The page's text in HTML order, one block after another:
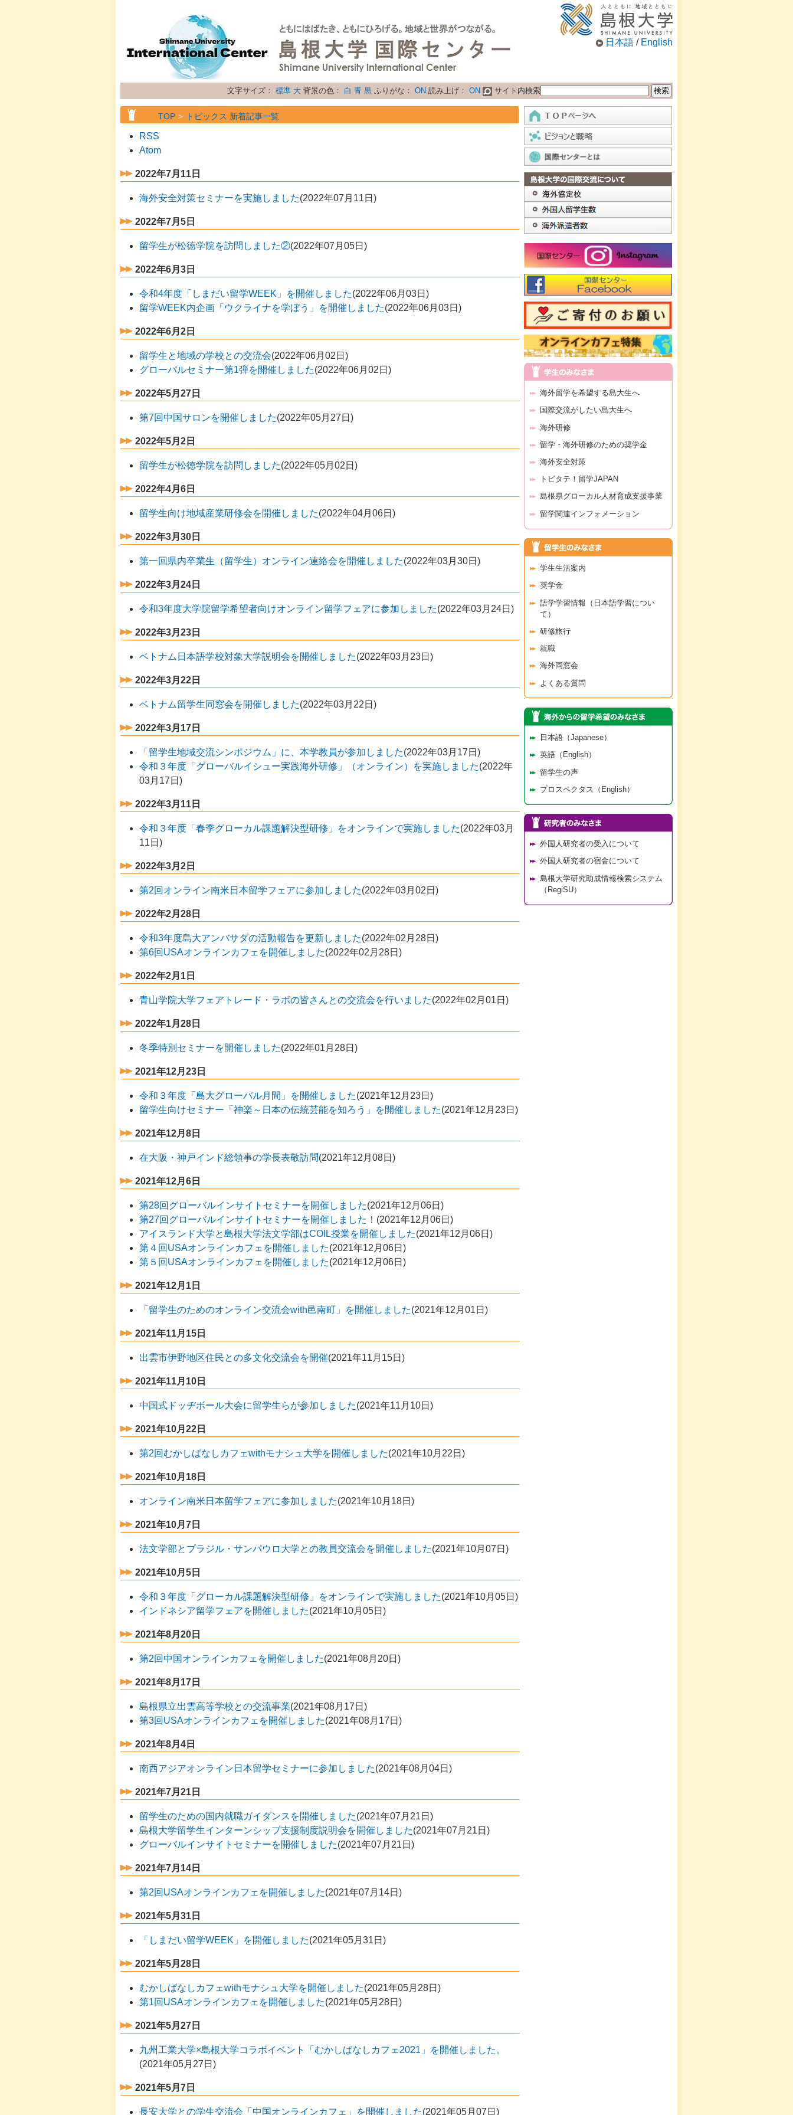
日本語 / English
文字サイズ： 標準 大 背景の色： 白 青 黒 ふりがな： ON 読み上げ： ON サイト内検索
TOP トピックス 新着記事一覧
RSS
Atom
2022年7月11日
海外安全対策セミナーを実施しました(2022年07月11日 )
2022年7月5日
留学生が松徳学院を訪問しました②(2022年07月05日 )
2022年6月3日
令和4年度「しまだい留学WEEK」を開催しました(2022年06月03日 )
留学WEEK内企画「ウクライナを学ぼう」を開催しました(2022年06月03日 )
2022年6月2日
留学生と地域の学校との交流会(2022年06月02日 )
グローバルセミナー第1弾を開催しました(2022年06月02日 )
2022年5月27日
第7回中国サロンを開催しました(2022年05月27日 )
2022年5月2日
留学生が松徳学院を訪問しました(2022年05月02日 )
2022年4月6日
留学生向け地域産業研修会を開催しました(2022年04月06日 )
2022年3月30日
第一回県内卒業生（留学生）オンライン連絡会を開催しました(2022年03月30日 )
2022年3月24日
令和3年度大学院留学希望者向けオンライン留学フェアに参加しました(2022年03月24日 )
2022年3月23日
ベトナム日本語学校対象大学説明会を開催しました(2022年03月23日 )
2022年3月22日
ベトナム留学生同窓会を開催しました(2022年03月22日 )
2022年3月17日
「留学生地域交流シンポジウム」に、本学教員が参加しました(2022年03月17日 )
令和３年度「グローバルイシュー実践海外研修」（オンライン）を実施しました(2022年
03月17日 )
2022年3月11日
令和３年度「春季グローカル課題解決型研修」をオンラインで実施しました(2022年03月
11日 )
2022年3月2日
第2回オンライン南米日本留学フェアに参加しました(2022年03月02日 )
2022年2月28日
令和3年度島大アンバサダの活動報告を更新しました(2022年02月28日 )
第6回USAオンラインカフェを開催しました(2022年02月28日 )
2022年2月1日
青山学院大学フェアトレード・ラボの皆さんとの交流会を行いました(2022年02月01日 )
2022年1月28日
冬季特別セミナーを開催しました(2022年01月28日 )
2021年12月23日
令和３年度「島大グローバル月間」を開催しました(2021年12月23日 )
留学生向けセミナー「神楽～日本の伝統芸能を知ろう」を開催しました(2021年12月23日 )
2021年12月8日
在大阪・神戸インド総領事の学長表敬訪問(2021年12月08日 )
2021年12月6日
第28回グローバルインサイトセミナーを開催しました(2021年12月06日 )
第27回グローバルインサイトセミナーを開催しました！ (2021年12月06日 )
アイスランド大学と島根大学法文学部はCOIL授業を開催しました(2021年12月06日 )
第４回USAオンラインカフェを開催しました(2021年12月06日 )
第５回USAオンラインカフェを開催しました(2021年12月06日 )
2021年12月1日
「留学生のためのオンライン交流会with邑南町」を開催しました(2021年12月01日 )
2021年11月15日
出雲市伊野地区住民との多文化交流会を開催(2021年11月15日 )
2021年11月10日
中国式ドッヂボール大会に留学生らが参加しました(2021年11月10日 )
2021年10月22日
第2回むかしばなしカフェwithモナシュ大学を開催しました(2021年10月22日 )
2021年10月18日
オンライン南米日本留学フェアに参加しました(2021年10月18日 )
2021年10月7日
法文学部とブラジル・サンパウロ大学との教員交流会を開催しました(2021年10月07日 )
2021年10月5日
令和３年度「グローカル課題解決型研修」をオンラインで実施しました(2021年10月05日 )
インドネシア留学フェアを開催しました(2021年10月05日 )
2021年8月20日
第2回中国オンラインカフェを開催しました(2021年08月20日 )
2021年8月17日
島根県立出雲高等学校との交流事業(2021年08月17日 )
第3回USAオンラインカフェを開催しました(2021年08月17日 )
2021年8月4日
南西アジアオンライン日本留学セミナーに参加しました(2021年08月04日 )
2021年7月21日
留学生のための国内就職ガイダンスを開催しました(2021年07月21日 )
島根大学留学生インターンシップ支援制度説明会を開催しました(2021年07月21日 )
グローバルインサイトセミナーを開催しました(2021年07月21日 )
2021年7月14日
第2回USAオンラインカフェを開催しました(2021年07月14日 )
2021年5月31日
「しまだい留学WEEK」を開催しました(2021年05月31日 )
2021年5月28日
むかしばなしカフェwithモナシュ大学を開催しました(2021年05月28日 )
第1回USAオンラインカフェを開催しました(2021年05月28日 )
2021年5月27日
九州工業大学×島根大学コラボイベント「むかしばなしカフェ2021」を開催しました。
(2021年05月27日 )
2021年5月7日
長安大学との学生交流会「中国オンラインカフェ」を開催しました(2021年05月07日 )
海外留学を希望する島大生へ
国際交流がしたい島大生へ
海外研修
留学・海外研修のための奨学金
海外安全対策
トビタテ！留学JAPAN
島根県グローカル人材育成支援事業
留学関連インフォメーション
学生生活案内
奨学金
語学学習情報（日本語学習につい
て）
研修旅行
就職
海外同窓会
よくある質問
日本語（Japanese）
英語（English）
留学生の声
プロスペクタス（English）
外国人研究者の受入について
外国人研究者の宿舎について
島根大学研究助成情報検索システム
（RegiSU）